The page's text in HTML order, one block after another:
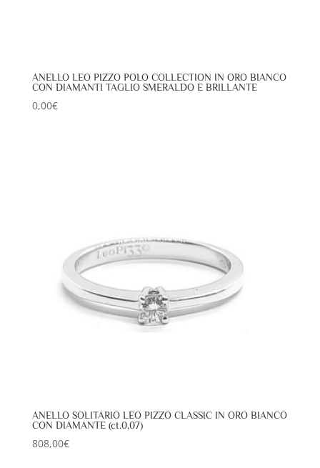
ANELLO LEO PIZZO POLO COLLECTION IN ORO BIANCO
CON DIAMANTI TAGLIO SMERALDO E BRILLANTE
0,00€
ANELLO SOLITARIO LEO PIZZO CLASSIC IN ORO BIANCO
CON DIAMANTE (ct.0,07)
808,00€